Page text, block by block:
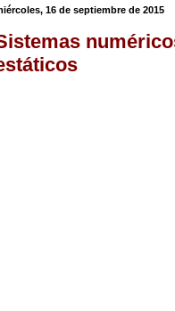
16 de septiembre de 2015